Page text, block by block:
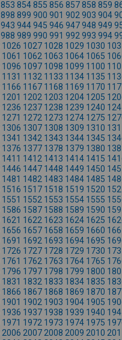
853 854855 856 857858 859
898 899 900 901 902 903 904
943 944945 946 947948 949
988 989 990 991 992 993 994
1026 1027 1028 1029 1030
1061 1062 1063 1064 1065
1096 1097 1098 1099 1100
1131 1132 1133 1134 1135
1166 1167 1168 1169 1170
1201 1202 1203 1204 1205
1236 1237 1238 1239 1240
1271 1272 1273 1274 1275
1306 1307 1308 1309 1310
1341 1342 1343 1344 1345
1376 1377 1378 1379 1380
1411 1412 1413 1414 1415
1446 1447 1448 1449 1450
1481 1482 1483 1484 1485
1516 1517 1518 1519 1520
1551 1552 1553 1554 1555
1586 1587 1588 1589 1590
1621 1622 1623 1624 1625
1656 1657 1658 1659 1660
1691 1692 1693 1694 1695
1726 1727 1728 1729 1730
1761 1762 1763 1764 1765
1796 1797 1798 1799 1800
1831 1832 1833 1834 1835
1866 1867 1868 1869 1870
1901 1902 1903 1904 1905
1936 1937 1938 1939 1940
1971 1972 1973 1974 1975
2006 2007 2008 2009 2010